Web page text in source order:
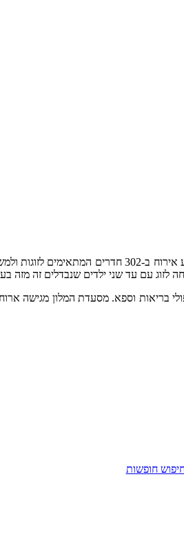
שנמצא בעין בוקק באיזור המלונות סמוך לחוף ים
וספא. מסעדת המלון מגישה